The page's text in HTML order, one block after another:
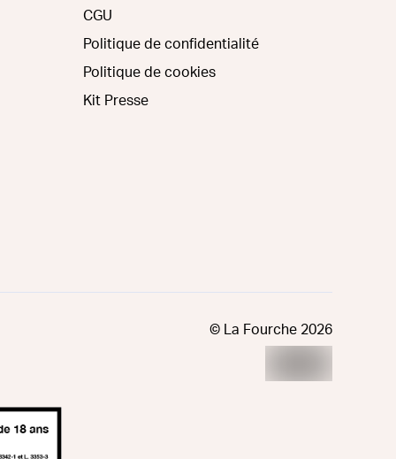
CGU
Politique de confidentialité
Politique de cookies
Kit Presse
© La Fourche 2026